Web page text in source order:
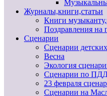
Журналы,книги,статьи
Книги
Поздравления на
Сценарии
Сценарии
Весна
Экология
Сценарии по
23 февраля
Сценарии на